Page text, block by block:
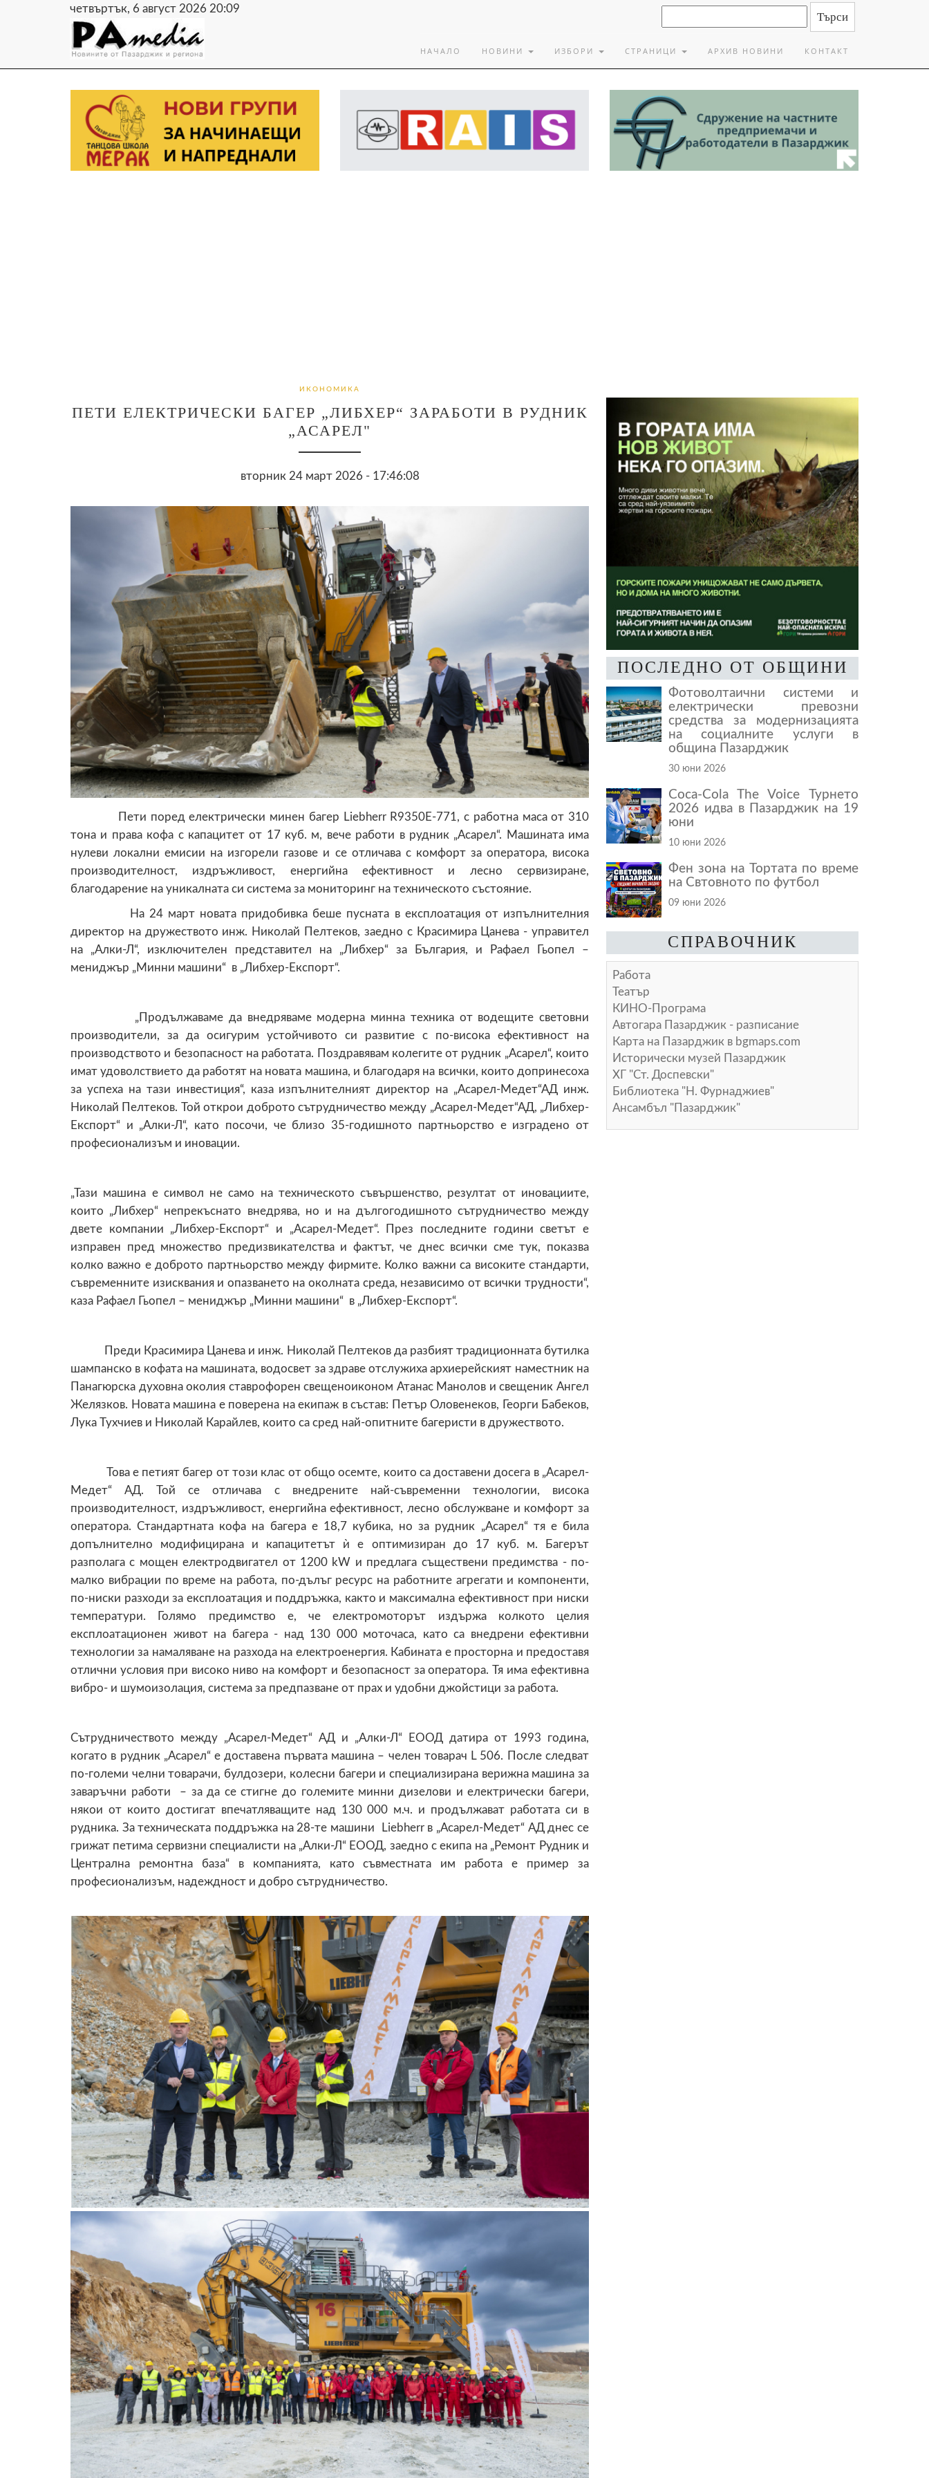
четвъртък, 6 август 2026 20:09
НАЧАЛО НОВИНИ ИЗБОРИ СТРАНИЦИ АРХИВ НОВИНИ КОНТАКТ
ИКОНОМИКА
ПЕТИ ЕЛЕКТРИЧЕСКИ БАГЕР „ЛИБХЕР“ ЗАРАБОТИ В РУДНИК
„АСАРЕЛ"
вторник 24 март 2026 - 17:46:08
Пети поред електрически минен багер Liebherr R9350Е-771, с работна маса от 310
тона и права кофа с капацитет от 17 куб. м, вече работи в рудник „Асарел“. Машината има
нулеви локални емисии на изгорели газове и се отличава с комфорт за оператора, висока
производителност, издръжливост, енергийна ефективност и лесно сервизиране,
благодарение на уникалната си система за мониторинг на техническото състояние.
На 24 март новата придобивка беше пусната в експлоатация от изпълнителния
директор на дружеството инж. Николай Пелтеков, заедно с Красимира Цанева - управител
на „Алки-Л“, изключителен представител на „Либхер“ за България, и Рафаел Гьопел –
мениджър „Минни машини“ в „Либхер-Експорт“.
„Продължаваме да внедряваме модерна минна техника от водещите световни
производители, за да осигурим устойчивото си развитие с по-висока ефективност на
производството и безопасност на работата. Поздравявам колегите от рудник „Асарел“, които
имат удоволствието да работят на новата машина, и благодаря на всички, които допринесоха
за успеха на тази инвестиция“, каза изпълнителният директор на „Асарел-Медет“АД инж.
Николай Пелтеков. Той открои доброто сътрудничество между „Асарел-Медет“АД, „Либхер-
Експорт“ и „Алки-Л“, като посочи, че близо 35-годишното партньорство е изградено от
професионализъм и иновации.
„Тази машина е символ не само на техническото съвършенство, резултат от иновациите,
които „Либхер“ непрекъснато внедрява, но и на дългогодишното сътрудничество между
двете компании „Либхер-Експорт“ и „Асарел-Медет“. През последните години светът е
изправен пред множество предизвикателства и фактът, че днес всички сме тук, показва
колко важно е доброто партньорство между фирмите. Колко важни са високите стандарти,
съвременните изисквания и опазването на околната среда, независимо от всички трудности“,
каза Рафаел Гьопел – мениджър „Минни машини“ в „Либхер-Експорт“.
Преди Красимира Цанева и инж. Николай Пелтеков да разбият традиционната бутилка
шампанско в кофата на машината, водосвет за здраве отслужиха архиерейският наместник на
Панагюрска духовна околия ставрофорен свещеноиконом Атанас Манолов и свещеник Ангел
Желязков. Новата машина е поверена на екипаж в състав: Петър Оловенеков, Георги Бабеков,
Лука Тухчиев и Николай Карайлев, които са сред най-опитните багеристи в дружеството.
Това е петият багер от този клас от общо осемте, които са доставени досега в „Асарел-
Медет“ АД. Той се отличава с внедрените най-съвременни технологии, висока
производителност, издръжливост, енергийна ефективност, лесно обслужване и комфорт за
оператора. Стандартната кофа на багера е 18,7 кубика, но за рудник „Асарел“ тя е била
допълнително модифицирана и капацитетът ѝ е оптимизиран до 17 куб. м. Багерът
разполага с мощен електродвигател от 1200 kW и предлага съществени предимства - по-
малко вибрации по време на работа, по-дълъг ресурс на работните агрегати и компоненти,
по-ниски разходи за експлоатация и поддръжка, както и максимална ефективност при ниски
температури. Голямо предимство е, че електромоторът издържа колкото целия
експлоатационен живот на багера - над 130 000 моточаса, като са внедрени ефективни
технологии за намаляване на разхода на електроенергия. Кабината е просторна и предоставя
отлични условия при високо ниво на комфорт и безопасност за оператора. Тя има ефективна
вибро- и шумоизолация, система за предпазване от прах и удобни джойстици за работа.
Сътрудничеството между „Асарел-Медет“ АД и „Алки-Л“ ЕООД датира от 1993 година,
когато в рудник „Асарел“ е доставена първата машина – челен товарач L 506. После следват
по-големи челни товарачи, булдозери, колесни багери и специализирана верижна машина за
заваръчни работи – за да се стигне до големите минни дизелови и електрически багери,
някои от които достигат впечатляващите над 130 000 м.ч. и продължават работата си в
рудника. За техническата поддръжка на 28-те машини Liebherr в „Асарел-Медет“ АД днес се
грижат петима сервизни специалисти на „Алки-Л“ ЕООД, заедно с екипа на „Ремонт Рудник и
Централна ремонтна база“ в компанията, като съвместната им работа е пример за
професионализъм, надеждност и добро сътрудничество.
ПОСЛЕДНО ОТ ОБЩИНИ
Фотоволтаични системи и
електрически превозни
средства за модернизацията
на социалните услуги в
община Пазарджик
30 юни 2026
Coca-Cola The Voice Турнето
2026 идва в Пазарджик на 19
юни
10 юни 2026
Фен зона на Тортата по време
на Свтовното по футбол
09 юни 2026
СПРАВОЧНИК
Работа
Театър
КИНО-Програма
Автогара Пазарджик - разписание
Карта на Пазарджик в bgmaps.com
Исторически музей Пазарджик
ХГ "Ст. Доспевски"
Библиотека "Н. Фурнаджиев"
Ансамбъл "Пазарджик"